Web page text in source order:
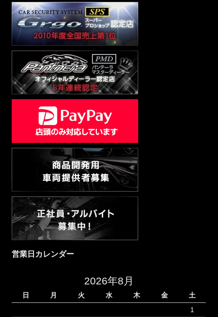
営業日カレンダー
2026年8月
日 月 火 水 木 金
土
1